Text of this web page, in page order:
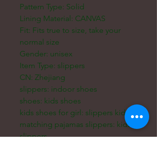
Pattern Type: Solid
Lining Material: CANVAS
Fit: Fits true to size, take your
normal size
Gender: unisex
Item Type: slippers
CN: Zhejiang
slippers: indoor shoes
shoes: kids shoes
kids shoes for girl: slippers kids
matching pajamas slippers: kids
slippers